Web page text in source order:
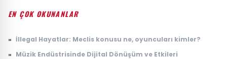
EN ÇOK OKUNANLAR
» İllegal Hayatlar: Meclis konusu ne, oyuncuları kimler?
» Müzik Endüstrisinde Dijital Dönüşüm ve Etkileri